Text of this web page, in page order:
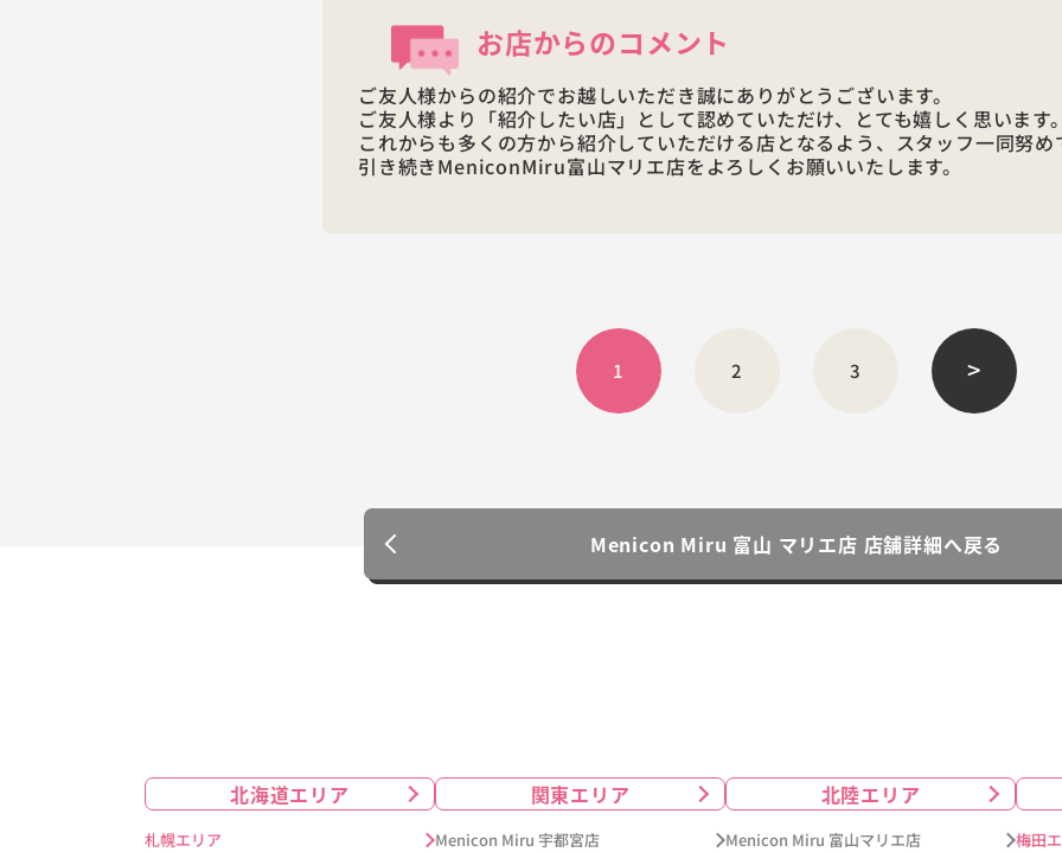
お店からのコメント
ご友人様からの紹介でお越しいただき誠にありがとうございます。
ご友人様より「紹介したい店」として認めていただけ、とても嬉しく思います。
これからも多くの方から紹介していただける店となるよう、スタッフ一同努め
引き続きMeniconMiru富山マリエ店をよろしくお願いいたします。
1 2 3 >
Menicon Miru 富山 マリエ店 店舗詳細へ戻る
北海道エリア
札幌エリア
関東エリア
Menicon Miru 宇都宮店
北陸エリア
Menicon Miru 富山マリエ店
梅田